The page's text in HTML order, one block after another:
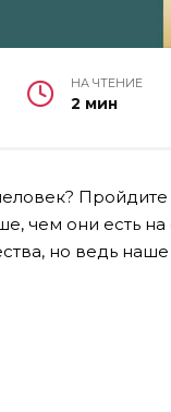
НА ЧТЕНИЕ
2 мин
Пройдите
чем они есть
но ведь